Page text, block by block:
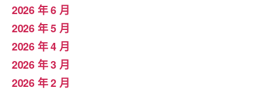
2026 年 6 月
2026 年 5 月
2026 年 4 月
2026 年 3 月
2026 年 2 月